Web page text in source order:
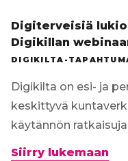
Digiterveisiä
Digikillan
DIGIKILTA-
Digikilta on esi- ja
keskittyvä
käytännön ratkaisuja
Siirry lukemaan